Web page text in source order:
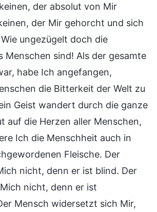
der absolut von Mir
der Mir gehorcht und sich
ungezügelt doch die
Menschen sind! Als der gesamte
habe Ich angefangen,
die Bitterkeit der Welt zu
Geist wandert durch die ganze
auf die Herzen aller Menschen,
Ich die Menschheit auch in
Fleische. Der
nicht, denn er ist blind. Der
nicht, denn er ist
Mensch widersetzt sich Mir,